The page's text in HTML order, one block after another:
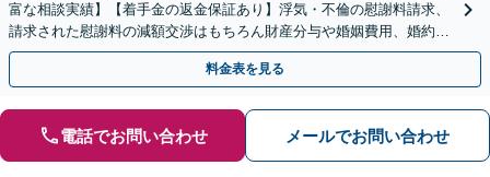
富な相談実績】【着手金の返金保証あり】浮気・不倫の慰謝料請求、
請求された慰謝料の減額交渉はもちろん財産分与や婚姻費用、婚約破
棄など様々な離婚・男女問題の解決実績が豊富です。
料金表を見る
電話でお問い合わせ メールでお問い合わせ